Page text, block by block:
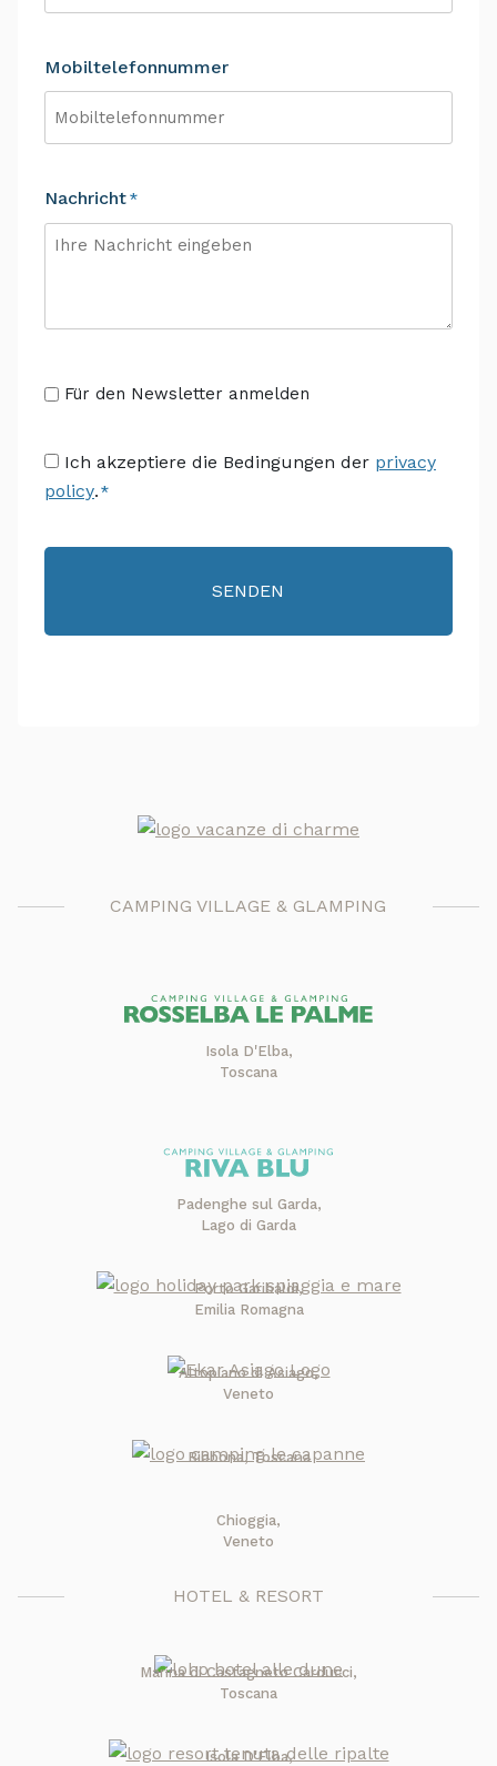
Mobiltelefonnummer
Nachricht *
SenzaFür den Newsletter anmelden
Consenso
*
Ich akzeptiere die Bedingungen der privacy
policy. *
CAMPING VILLAGE & GLAMPING
Isola D'Elba,
Toscana
Padenghe sul Garda,
Lago di Garda
Porto Garibaldi,
Emilia Romagna
Altopiano di Asiago,
Veneto
Bibbona, Toscana
Chioggia,
Veneto
HOTEL & RESORT
Marina di Castagneto Carducci,
Toscana
Isola D'Elba,